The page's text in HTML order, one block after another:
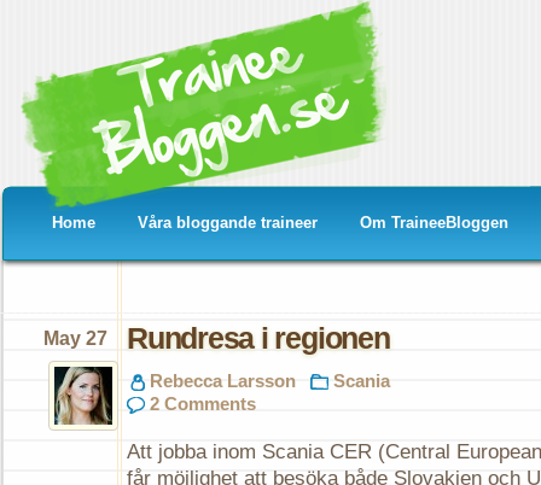
Home Våra bloggande traineer Om TraineeBloggen
Rundresa i regionen
May 27
Rebecca Larsson
Scania
2 Comments
Att jobba inom Scania CER (Central
får möjlighet att besöka både Slovakien och